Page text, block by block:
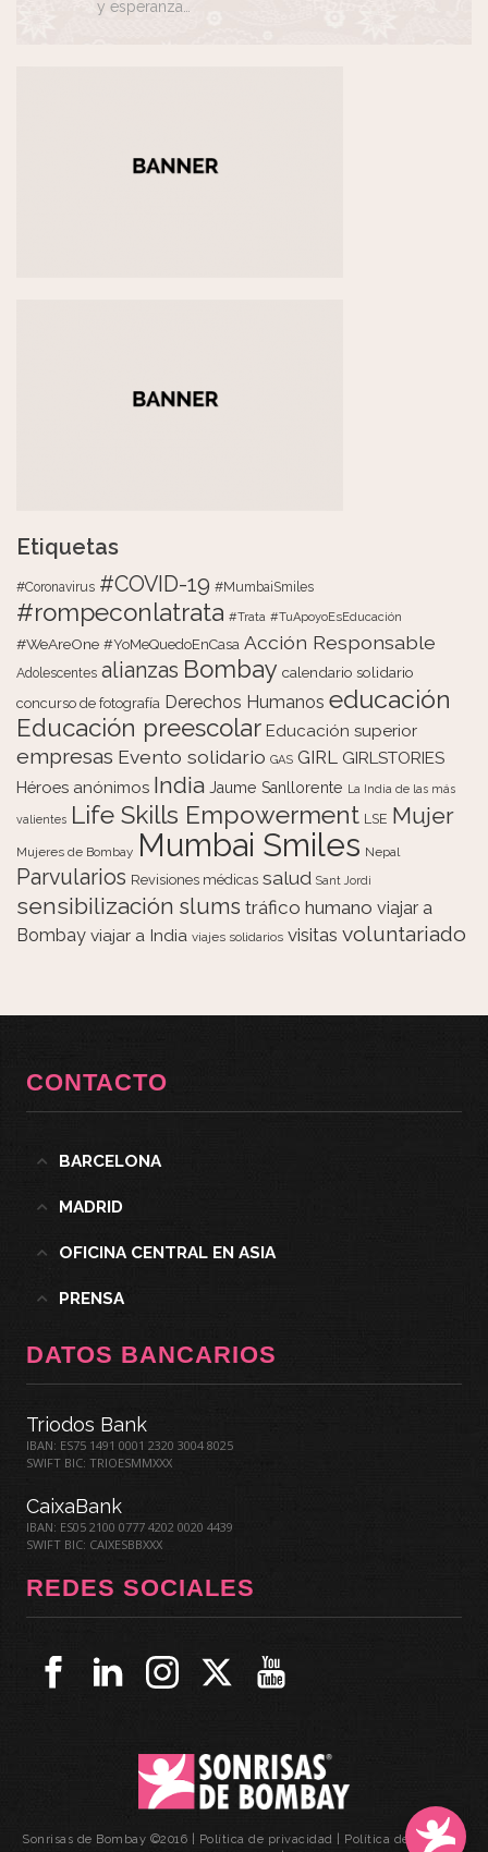
y esperanza…
Etiquetas
#Coronavirus #COVID-19 #MumbaiSmiles
#rompeconlatrata #Trata #TuApoyoEsEducación
#WeAreOne #YoMeQuedoEnCasa Acción Responsable
Adolescentes alianzas Bombay calendario solidario
concurso de fotografía Derechos Humanos educación
Educación preescolar Educación superior
empresas Evento solidario GAS GIRL GIRLSTORIES
Héroes anónimos India Jaume Sanllorente La India de las más
valientes Life Skills Empowerment LSE Mujer
Mujeres de Bombay Mumbai Smiles Nepal
Parvularios Revisiones médicas salud Sant Jordi
sensibilización slums tráfico humano viajar a
Bombay viajar a India viajes solidarios visitas voluntariado
CONTACTO
BARCELONA
MADRID
OFICINA CENTRAL EN ASIA
PRENSA
DATOS BANCARIOS
Triodos Bank
IBAN: ES75 1491 0001 2320 3004 8025
SWIFT BIC: TRIOESMMXXX
CaixaBank
IBAN: ES05 2100 0777 4202 0020 4439
SWIFT BIC: CAIXESBBXXX
REDES SOCIALES
Sonrisas de Bombay ©2016 | Política de privacidad Política de cookies
|